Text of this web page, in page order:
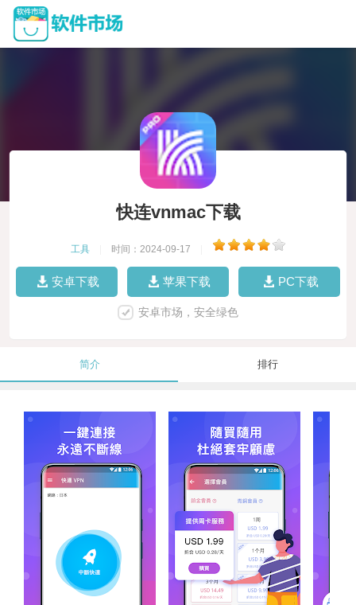
快连vnmac下载
工具 时间：2024-09-17
安卓下载 苹果下载 PC下载
安卓市场，安全绿色
简介 排行